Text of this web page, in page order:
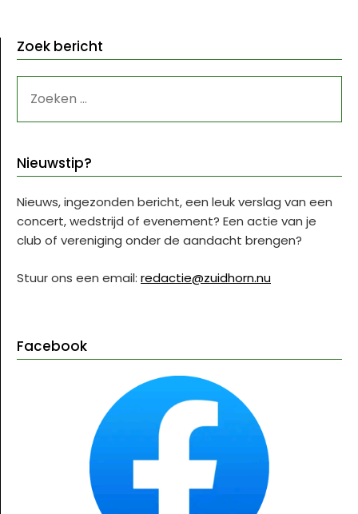
Zoek bericht
NAAR:
Nieuwstip?
Nieuws, ingezonden bericht, een leuk verslag van een
concert, wedstrijd of evenement? Een actie van je
club of vereniging onder de aandacht brengen?
Stuur ons een email: redactie@zuidhorn.nu
Facebook